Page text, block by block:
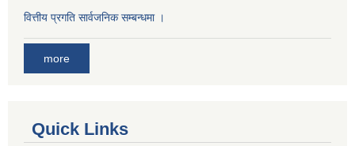
वित्तीय प्रगति सार्वजनिक सम्बन्धमा ।
more
Quick Links